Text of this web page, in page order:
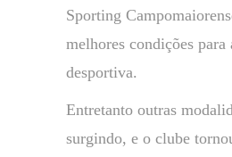
Sporting
melhores condições para
desportiva.
Entretanto outras
surgindo, e o clube